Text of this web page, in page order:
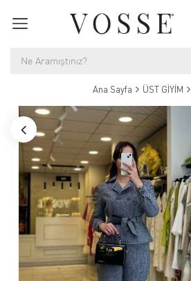
Ana Sayfa ÜST GİYİM